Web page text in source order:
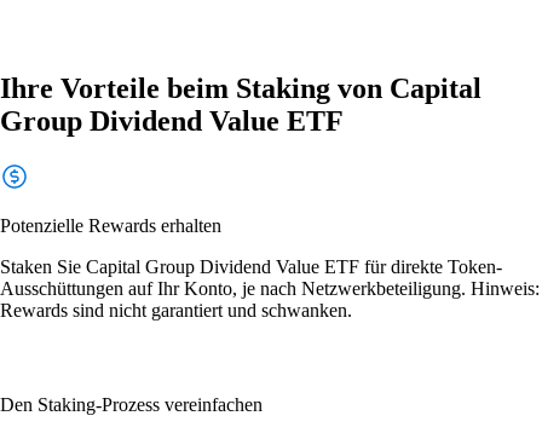
Ihre Vorteile beim Staking von Capital
Group Dividend Value ETF
Potenzielle Rewards erhalten
Staken Sie Capital Group Dividend Value ETF für direkte Token-
Ausschüttungen auf Ihr Konto, je nach Netzwerkbeteiligung. Hinweis:
Rewards sind nicht garantiert und schwanken.
Den Staking-Prozess vereinfachen